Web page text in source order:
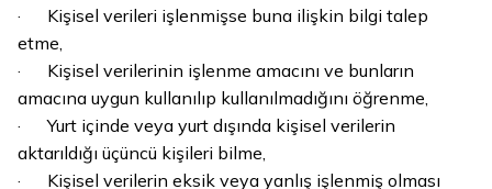
· Kişisel verileri işlenmişse buna ilişkin bilgi talep
etme,
· Kişisel verilerinin işlenme amacını ve bunların
amacına uygun kullanılıp kullanılmadığını öğrenme,
· Yurt içinde veya yurt dışında kişisel verilerin
aktarıldığı üçüncü kişileri bilme,
· Kişisel verilerin eksik veya yanlış işlenmiş olması